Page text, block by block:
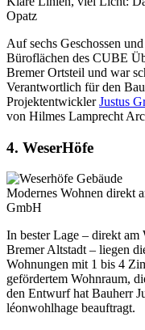
Opatz
Auf sechs Geschossen
Büroflächen des CUBE
Bremer Ortsteil und war
Verantwortlich für den
ProjektentwicklerJustus
von Hilmes Lamprecht
4. WeserHöfe
Modernes Wohnen direkt
GmbH
In bester Lage – direkt am
Bremer Altstadt – liegen
Wohnungen mit 1 bis 4
gefördertem Wohnraum,
den Entwurf hat Bauherr
léonwohlhage beauftragt.